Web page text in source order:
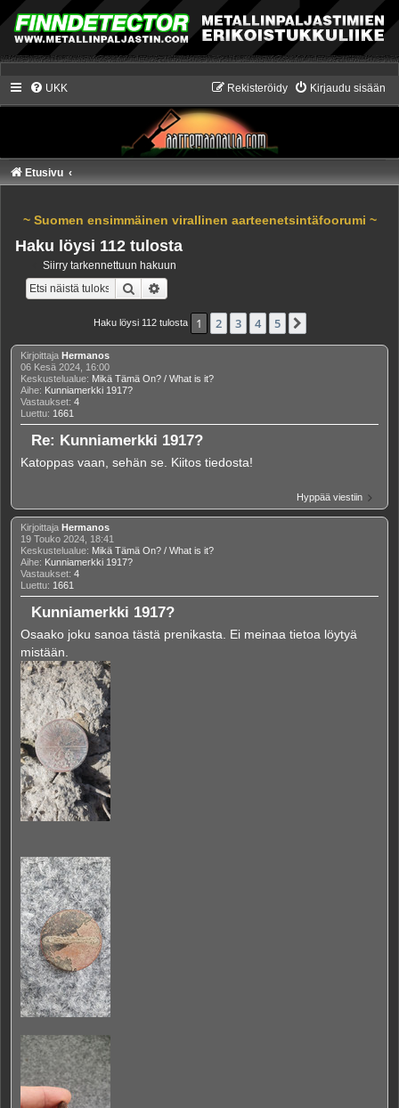
UKK Kirjaudu sisään
Rekisteröidy
Etusivu
~ Suomen ensimmäinen virallinen aarteenetsintäfoorumi ~
Haku löysi 112 tulosta
Siirry tarkennettuun hakuun
Etsi
Haku löysi 112 tulosta 1 2 3 4 5
Kirjoittaja Hermanos
06 Kesä 2024, 16:00
Keskustelualue: Mikä Tämä On? / What is it?
Aihe: Kunniamerkki 1917?
Vastaukset: 4
Luettu: 1661
Re: Kunniamerkki 1917?
Katoppas vaan, sehän se. Kiitos tiedosta!
Hyppää viestiin
Kirjoittaja Hermanos
19 Touko 2024, 18:41
Keskustelualue: Mikä Tämä On? / What is it?
Aihe: Kunniamerkki 1917?
Vastaukset: 4
Luettu: 1661
Kunniamerkki 1917?
Osaako joku sanoa tästä prenikasta. Ei meinaa tietoa löytyä
mistään.